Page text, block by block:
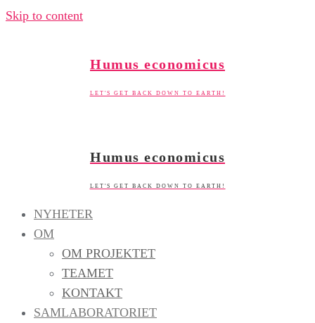
Skip to content
Humus economicus
LET'S GET BACK DOWN TO EARTH!
Humus economicus
LET'S GET BACK DOWN TO EARTH!
NYHETER
OM
OM PROJEKTET
TEAMET
KONTAKT
SAMLABORATORIET